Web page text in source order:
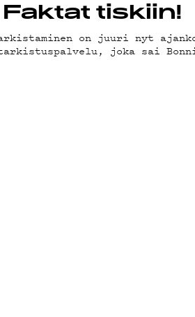
tiskiin!
on juuri nyt
joka sai